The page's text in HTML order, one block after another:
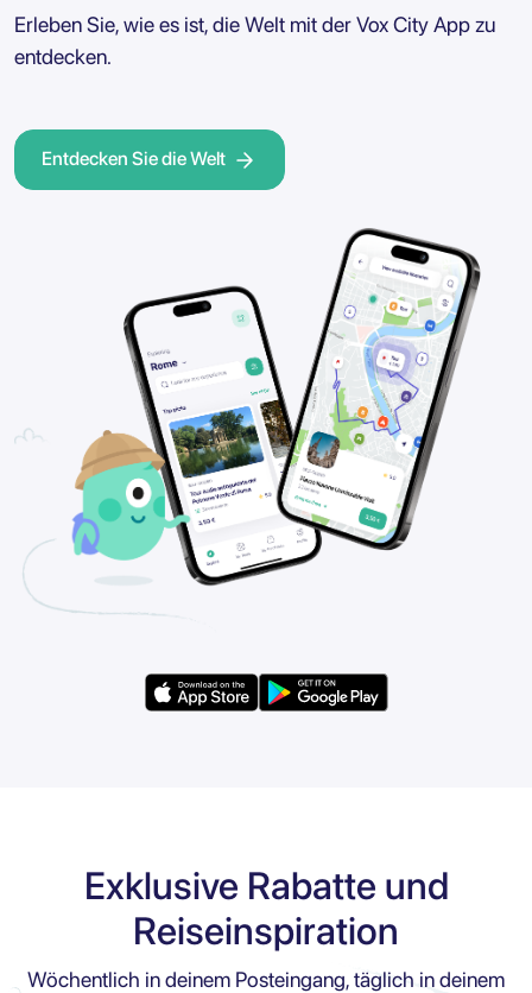
Erleben Sie, wie es ist, die Welt mit der Vox City App zu
entdecken.
Entdecken Sie die Welt
Exklusive Rabatte und
Reiseinspiration
Wöchentlich in deinem Posteingang, täglich in deinem